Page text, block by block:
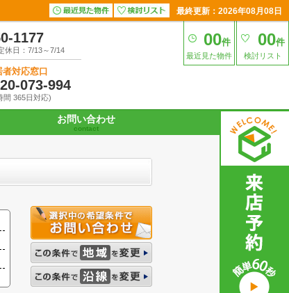
最終更新：2026年08月08日
1177
休日：7/13～7/14
者対応窓口
073-994
間 365日対応)
00件
最近見た物件
00件
検討リスト
お問い合わせ
contact